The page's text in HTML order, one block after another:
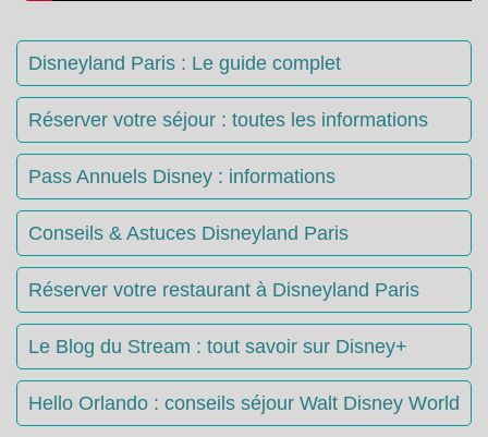
Disneyland Paris : Le guide complet
Réserver votre séjour : toutes les informations
Pass Annuels Disney : informations
Conseils & Astuces Disneyland Paris
Réserver votre restaurant à Disneyland Paris
Le Blog du Stream : tout savoir sur Disney+
Hello Orlando : conseils séjour Walt Disney World